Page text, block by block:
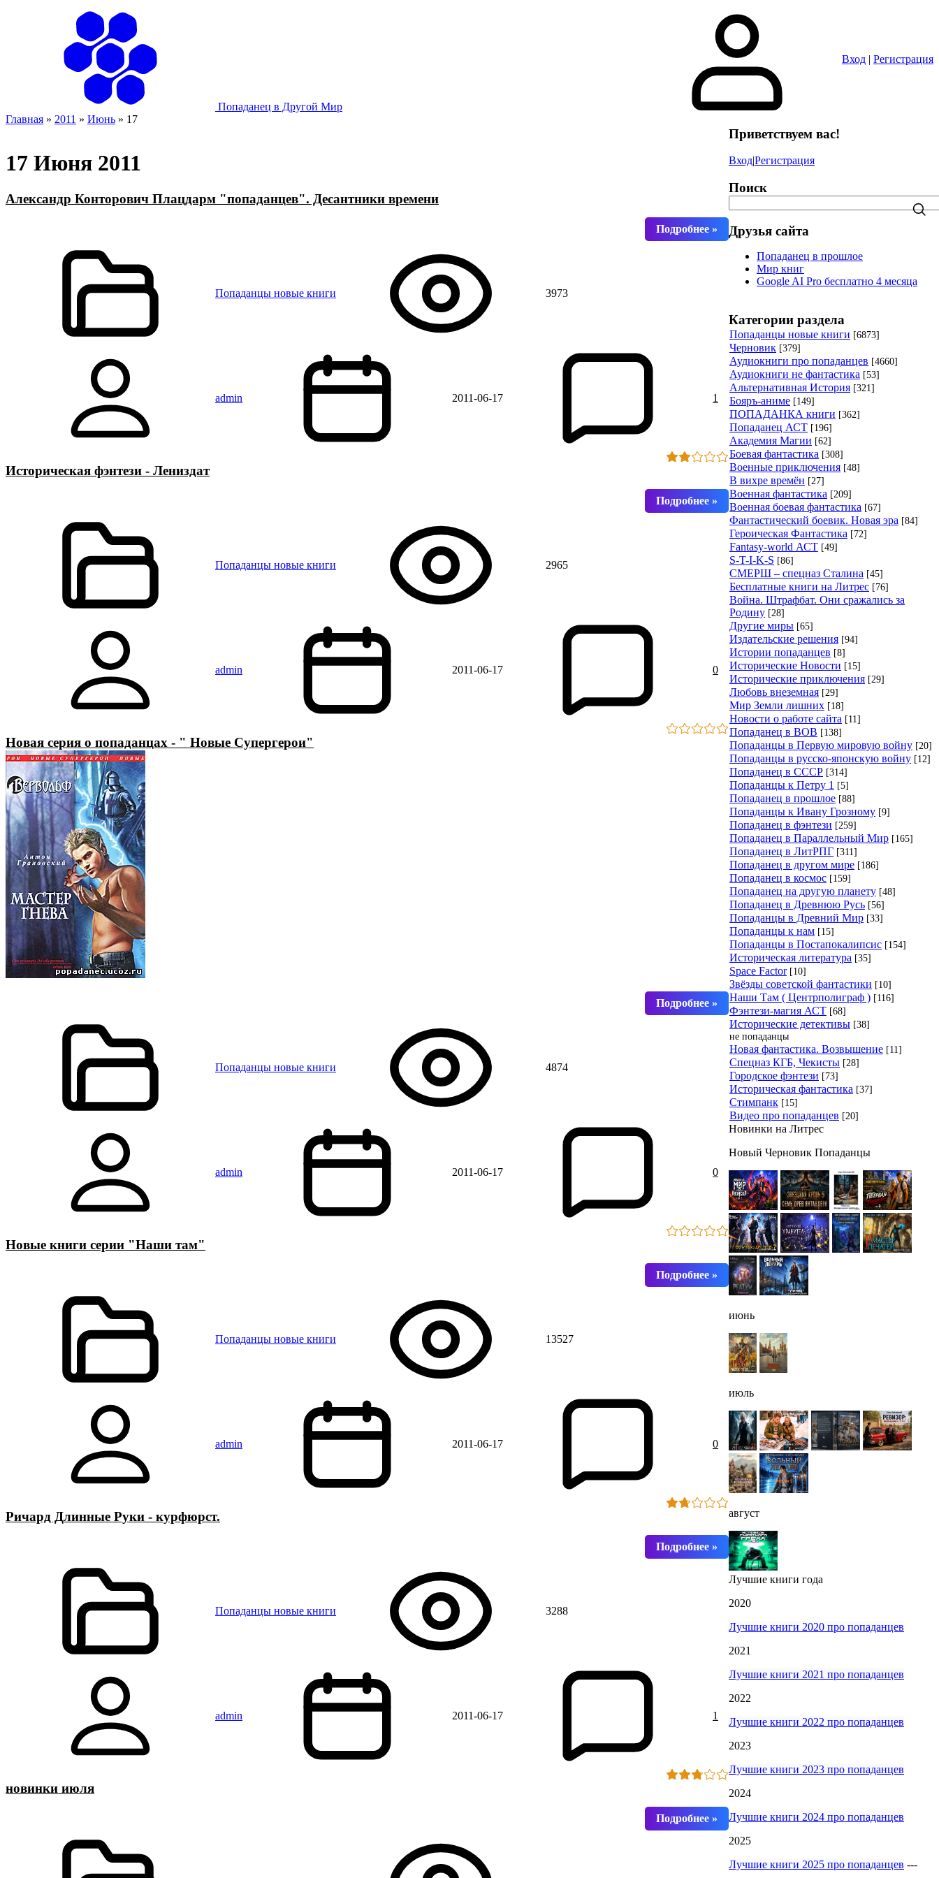
Попаданец в Другой Мир
Вход | Регистрация
Главная » 2011 » Июнь » 17
17 Июня 2011
Александр Конторович Плацдарм "попаданцев". Десантники времени
Попаданцы новые книги 3973
admin 2011-06-17 1
Историческая фэнтези - Лениздат
Попаданцы новые книги 2965
admin 2011-06-17 0
Новая серия о попаданцах - " Новые Супергерои"
Попаданцы новые книги 4874
admin 2011-06-17 0
Новые книги серии "Наши там"
Попаданцы новые книги 13527
admin 2011-06-17 0
Ричард Длинные Руки - курфюрст.
Попаданцы новые книги 3288
admin 2011-06-17 1
новинки июля
Приветствуем вас!
Вход|Регистрация
Поиск
Друзья сайта
Попаданец в прошлое
Мир книг
Google AI Pro бесплатно 4 месяца
Категории раздела
Попаданцы новые книги [6873]
Черновик [379]
Аудиокниги про попаданцев [4660]
Аудиокниги не фантастика [53]
Альтернативная История [321]
Бояръ-аниме [149]
ПОПАДАНКА книги [362]
Попаданец АСТ [196]
Академия Магии [62]
Боевая фантастика [308]
Военные приключения [48]
В вихре времён [27]
Военная фантастика [209]
Военная боевая фантастика [67]
Фантастический боевик. Новая эра [84]
Героическая Фантастика [72]
Fantasy-world АСТ [49]
S-T-I-K-S [86]
СМЕРШ – спецназ Сталина [45]
Бесплатные книги на Литрес [76]
Война. Штрафбат. Они сражались за
Родину [28]
Другие миры [65]
Издательские решения [94]
Истории попаданцев [8]
Исторические Новости [15]
Исторические приключения [29]
Любовь внеземная [29]
Мир Земли лишних [18]
Новости о работе сайта [11]
Попаданец в ВОВ [138]
Попаданцы в Первую мировую войну [20]
Попаданцы в русско-японскую войну [12]
Попаданец в СССР [314]
Попаданцы к Петру 1 [5]
Попаданец в прошлое [88]
Попаданцы к Ивану Грозному [9]
Попаданец в фэнтези [259]
Попаданец в Параллельный Мир [165]
Попаданец в ЛитРПГ [311]
Попаданец в другом мире [186]
Попаданец в космос [159]
Попаданец на другую планету [48]
Попаданец в Древнюю Русь [56]
Попаданцы в Древний Мир [33]
Попаданцы к нам [15]
Попаданцы в Постапокалипсис [154]
Историческая литература [35]
Space Factor [10]
Звёзды советской фантастики [10]
Наши Там ( Центрполиграф ) [116]
Фэнтези-магия АСТ [68]
Исторические детективы [38]
не попаданцы
Новая фантастика. Возвышение [11]
Спецназ КГБ, Чекисты [28]
Городское фэнтези [73]
Историческая фантастика [37]
Стимпанк [15]
Видео про попаданцев [20]
Новинки на Литрес
Новый Черновик Попаданцы
июнь
июль
август
Лучшие книги года
2020
Лучшие книги 2020 про попаданцев
2021
Лучшие книги 2021 про попаданцев
2022
Лучшие книги 2022 про попаданцев
2023
Лучшие книги 2023 про попаданцев
2024
Лучшие книги 2024 про попаданцев
2025
Лучшие книги 2025 про попаданцев ---